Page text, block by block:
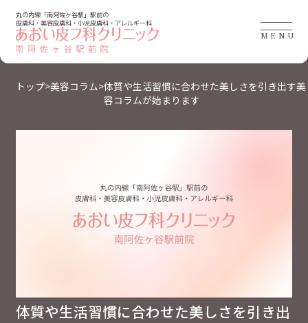
丸の内線「南阿佐ヶ谷駅」駅前の
皮膚科・美容皮膚科・小児皮膚科・アレルギー科
MENU
トップ>美容コラム>体質や生活習慣に合わせた美しさを引き出す美
容コラムが始まります
体質や生活習慣に合わせた美しさを引き出